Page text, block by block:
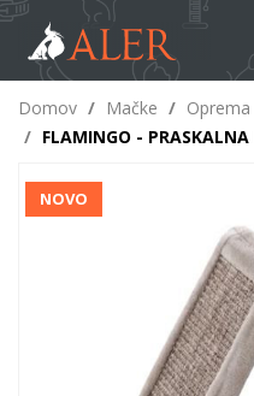
Domov / Mačke /
/ FLAMINGO - PRASKALNA
NOVO